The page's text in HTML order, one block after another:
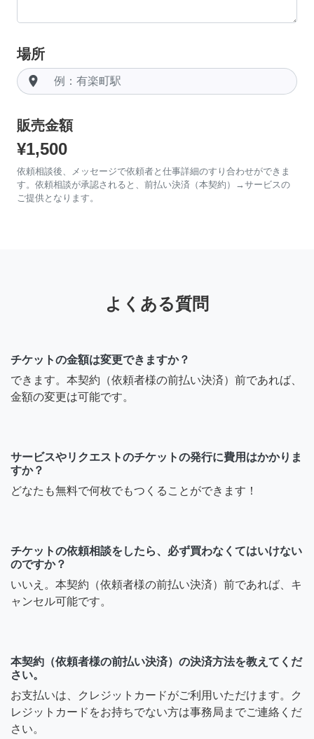
場所
room
販売金額
¥1,500
依頼相談後、メッセージで依頼者と仕事詳細のすり合わせができま
す。依頼相談が承認されると、前払い決済（本契約）→サービスの
ご提供となります。
よくある質問
チケットの金額は変更できますか？
できます。本契約（依頼者様の前払い決済）前であれば、
金額の変更は可能です。
サービスやリクエストのチケットの発行に費用はかかりま
すか？
どなたも無料で何枚でもつくることができます！
チケットの依頼相談をしたら、必ず買わなくてはいけない
のですか？
いいえ。本契約（依頼者様の前払い決済）前であれば、キ
ャンセル可能です。
本契約（依頼者様の前払い決済）の決済方法を教えてくだ
さい。
お支払いは、クレジットカードがご利用いただけます。ク
レジットカードをお持ちでない方は事務局までご連絡くだ
さい。